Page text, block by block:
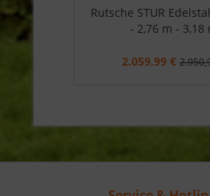
Rutsche STUR
- 2,76 m - 3,18
2.059,99 €